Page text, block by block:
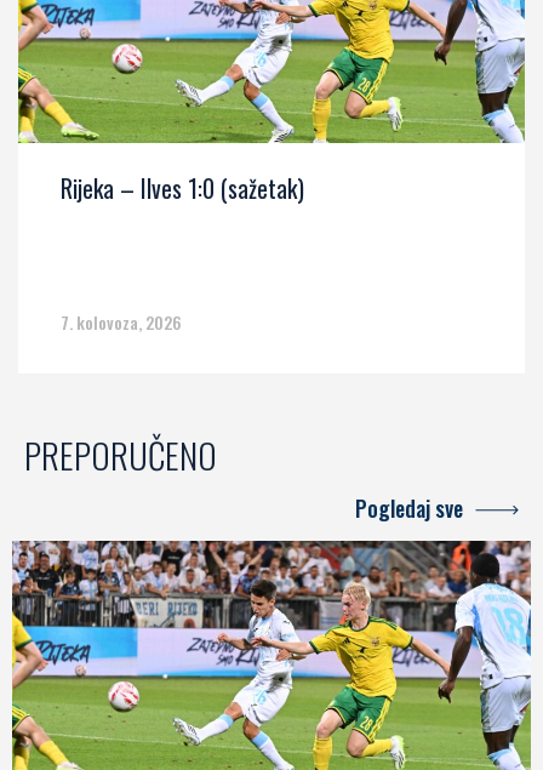
Rijeka – Ilves 1:0 (sažetak)
7. kolovoza, 2026
PREPORUČENO
Pogledaj sve